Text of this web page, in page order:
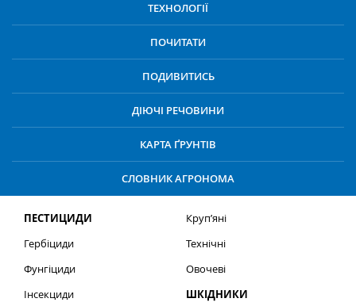
ТЕХНОЛОГІЇ
ПОЧИТАТИ
ПОДИВИТИСЬ
ДІЮЧІ РЕЧОВИНИ
КАРТА ҐРУНТІВ
СЛОВНИК АГРОНОМА
ПЕСТИЦИДИ
Гербіциди
Фунгіциди
Інсекциди
Круп’яні
Технічні
Овочеві
ШКІДНИКИ